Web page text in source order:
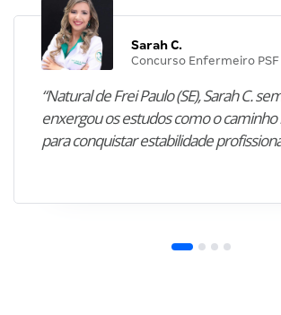
Sarah C.
Concurso Enfermeiro PSF
“Natural de Frei Paulo (SE), Sarah C.
enxergou os estudos como o caminho
para conquistar estabilidade